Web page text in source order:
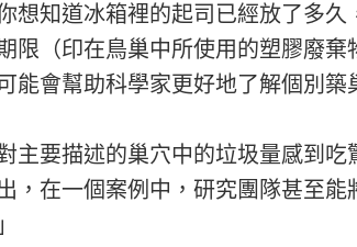
想知道冰箱裡的起司已經放了多
限（印在鳥巢中所使用的塑膠廢
能會幫助科學家更好地了解個別築
對主要描述的巢穴中的垃圾量感到
，在一個案例中，研究團隊甚至